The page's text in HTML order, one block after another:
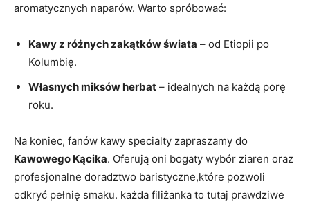
aromatycznych naparów. Warto spróbować:
Kawy z różnych zakątków świata – od Etiopii po
Kolumbię.
Własnych miksów herbat – idealnych na każdą porę
roku.
Na koniec, fanów kawy specialty zapraszamy do
Kawowego Kącika. Oferują oni bogaty wybór ziaren oraz
profesjonalne doradztwo baristyczne,które pozwoli
odkryć pełnię smaku. każda filiżanka to tutaj prawdziwe